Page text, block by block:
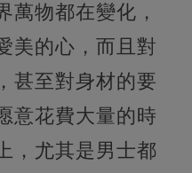
萬物都在變化，
美的心，而且對
甚至對身材的要
意花費大量的時
，尤其是男士都